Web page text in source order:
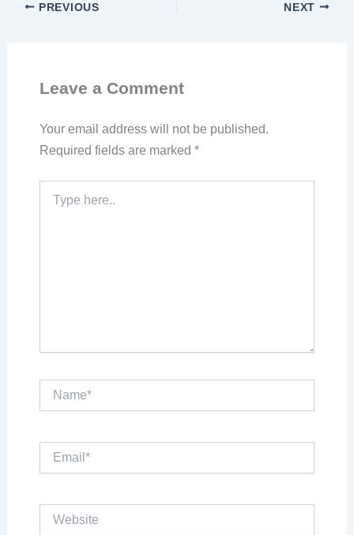
PREVIOUS NEXT
Leave a Comment
Your email address will not be published.
Required fields are marked *
here..
Name*
Email*